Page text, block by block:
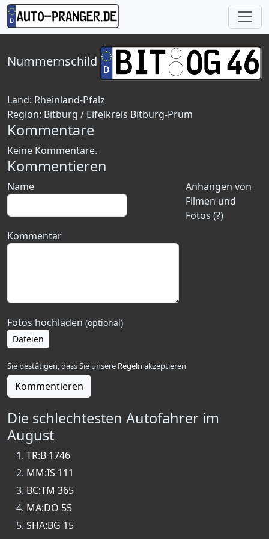
Nummernschild
Land: Rheinland-Pfalz
Region: Bitburg / Eifelkreis Bitburg-Prüm
Kommentare
Keine Kommentare.
Kommentieren
Anhängen von
Filmen und
Fotos (?)
Name
Kommentar
Fotos hochladen (optional)
Dateien
Sie bestätigen, dass Sie unsere Regeln akzeptieren
Kommentieren
Die schlechtesten Autofahrer im
August
TR:B 1746
MM:IS 111
BC:TM 365
MA:DO 55
SHA:BG 15